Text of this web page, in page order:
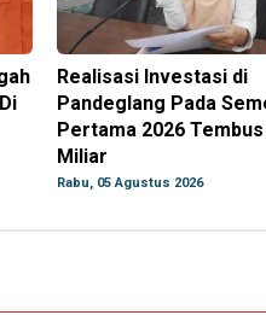
Realisasi Investasi di
Pandeglang Pada
Pertama 2026 Tembus
Miliar
Rabu, 05 Agustus 2026